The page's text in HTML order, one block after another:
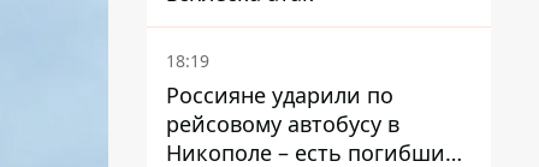
18:19
Россияне ударили по
рейсовому автобусу в
Никополе – есть погибший